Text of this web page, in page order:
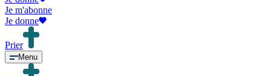
Je m'abonne
Je donne
Prier
Menu